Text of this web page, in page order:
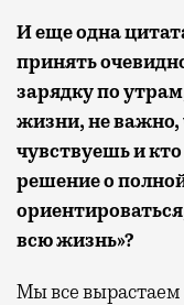
И еще одна
принять
зарядку по
жизни, не важно,
чувствуешь и
решение о
всю жизнь»?
Мы все